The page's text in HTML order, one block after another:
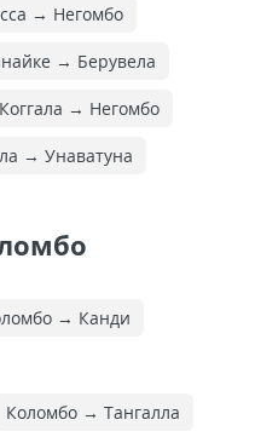
→ Негомбо
→ Берувела
Коггала → Негомбо
→ Унаватуна
→ Канди
Коломбо → Тангалла